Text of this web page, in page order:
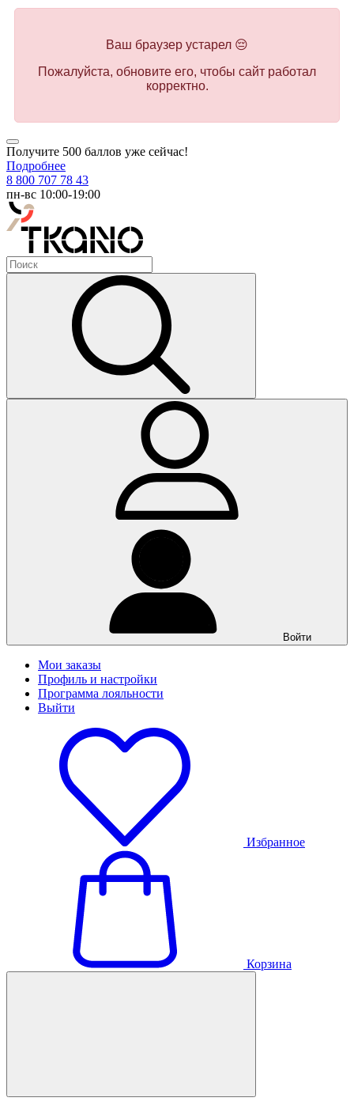
Ваш браузер устарел 😔
Пожалуйста, обновите его, чтобы сайт работал
корректно.
Получите 500 баллов уже сейчас!
Подробнее
8 800 707 78 43
пн-вс 10:00-19:00
Войти
Мои заказы
Профиль и настройки
Программа лояльности
Выйти
Избранное
Корзина